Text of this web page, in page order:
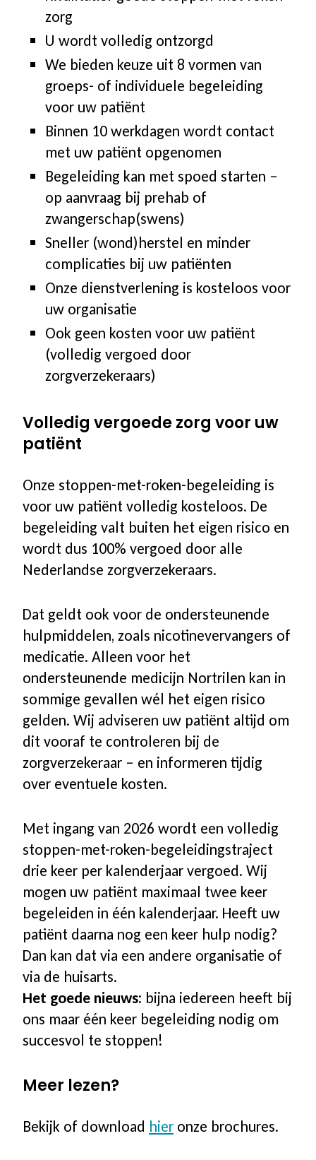
zorg
U wordt volledig ontzorgd
We bieden keuze uit 8 vormen van
groeps- of individuele begeleiding
voor uw patiënt
Binnen 10 werkdagen wordt contact
met uw patiënt opgenomen
Begeleiding kan met spoed starten –
op aanvraag bij prehab of
zwangerschap(swens)
Sneller (wond)herstel en minder
complicaties bij uw patiënten
Onze dienstverlening is kosteloos voor
uw organisatie
Ook geen kosten voor uw patiënt
(volledig vergoed door
zorgverzekeraars)
Volledig vergoede zorg voor uw
patiënt
Onze stoppen-met-roken-begeleiding is
voor uw patiënt volledig kosteloos. De
begeleiding valt buiten het eigen risico en
wordt dus 100% vergoed door alle
Nederlandse zorgverzekeraars.
Dat geldt ook voor de ondersteunende
hulpmiddelen, zoals nicotinevervangers of
medicatie. Alleen voor het
ondersteunende medicijn Nortrilen kan in
sommige gevallen wél het eigen risico
gelden. Wij adviseren uw patiënt altijd om
dit vooraf te controleren bij de
zorgverzekeraar – en informeren tijdig
over eventuele kosten.
Met ingang van 2026 wordt een volledig
stoppen-met-roken-begeleidingstraject
drie keer per kalenderjaar vergoed. Wij
mogen uw patiënt maximaal twee keer
begeleiden in één kalenderjaar. Heeft uw
patiënt daarna nog een keer hulp nodig?
Dan kan dat via een andere organisatie of
via de huisarts.
Het goede nieuws: bijna iedereen heeft bij
ons maar één keer begeleiding nodig om
succesvol te stoppen!
Meer lezen?
Bekijk of download hier onze brochures.